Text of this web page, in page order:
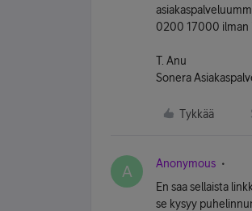
0200 17000 ilman
T. Anu
Sonera
Tykkää
A Anonymous
En saa sellaista
se kysyy